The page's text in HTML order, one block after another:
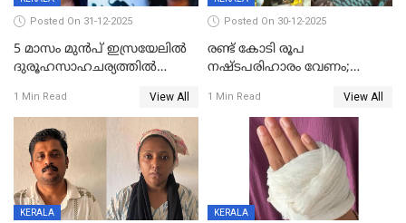
Posted On 31-12-2025
5 മാസം മുൻപ് ഇസ്രയേലിൽ
ദുരൂഹസാഹചര്യത്തിൽ
മലയാളി യുവാവിന്റെ ഭാര്യയും
മരിച്ചു
1 Min Read View All
Posted On 30-12-2025
രണ്ട് കോടി രൂപ
നഷ്ടപരിഹാരം വേണം;
നോട്ടീസയച്ച് ഉമാ തോമസ്
1 Min Read View All
KERALA KERALA